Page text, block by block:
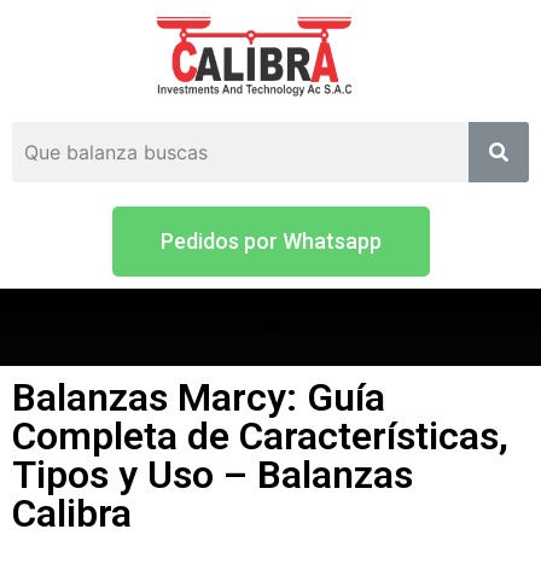
Pedidos por Whatsapp
Balanzas Marcy: Guía
Completa de Características,
Tipos y Uso – Balanzas
Calibra